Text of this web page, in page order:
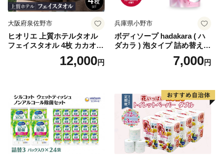
大阪府泉佐野市
ヒオリエ 上質ホテルタオル
フェイスタオル 4枚 カカオ
【タオル 泉州タオル 吸水 普
段使い 無地 シンプル 日用品
12,000円
兵庫県小野市
ボディソープ hadakara ( ハ
ダカラ ) 泡タイプ 詰め替え 4
40ml×4袋 ボディーソープ 泡
ボディソープ 泡 日用品 消耗
泡石鹸 石鹸 兵庫 兵庫県 小野
7,000円